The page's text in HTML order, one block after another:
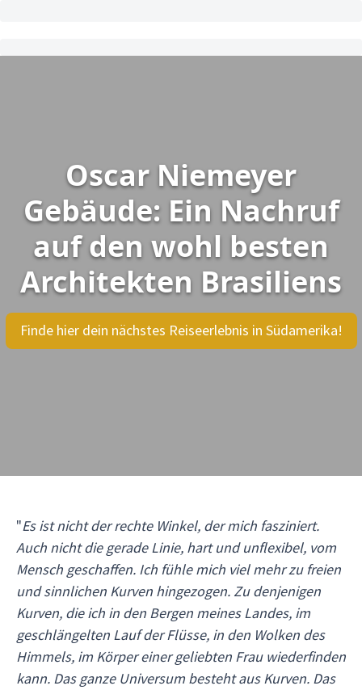
Oscar Niemeyer
Gebäude: Ein Nachruf
auf den wohl besten
Architekten Brasiliens
Finde hier dein nächstes Reiseerlebnis in Südamerika!
"Es ist nicht der rechte Winkel, der mich fasziniert.
Auch nicht die gerade Linie, hart und unflexibel, vom
Mensch geschaffen. Ich fühle mich viel mehr zu freien
und sinnlichen Kurven hingezogen. Zu denjenigen
Kurven, die ich in den Bergen meines Landes, im
geschlängelten Lauf der Flüsse, in den Wolken des
Himmels, im Körper einer geliebten Frau wiederfinden
kann. Das ganze Universum besteht aus Kurven. Das